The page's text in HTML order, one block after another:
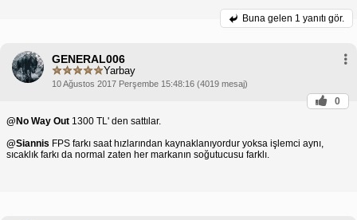
Buna gelen 1 yanıtı gör.
GENERAL006
Yarbay
10 Ağustos 2017 Perşembe 15:48:16 (4019 mesaj)
0
@No Way Out 1300 TL' den sattılar.
@Siannis FPS farkı saat hızlarından kaynaklanıyordur yoksa işlemci aynı,
sıcaklık farkı da normal zaten her markanın soğutucusu farklı.